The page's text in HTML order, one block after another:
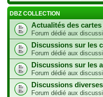
DBZ COLLECTION
Actualités des
Forum dédié aux
Discussions sur les
Forum dédié aux
Discussions sur les
Forum dédié aux
Discussions
Forum dédié aux